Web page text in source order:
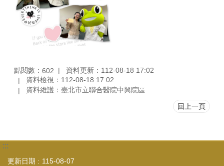
點閱數： 602
資料更新：112-08-18 17:02
資料檢視：112-08-18 17:02
資料維護：臺北市立聯合醫院中興院區
回上一頁
:::
更新日期 115-08-07